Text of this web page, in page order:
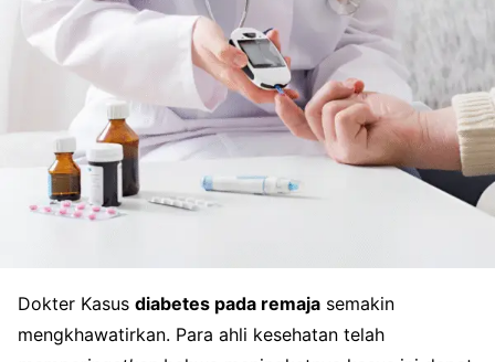
Dokter Kasus diabetes pada remaja semakin
mengkhawatirkan. Para ahli kesehatan telah